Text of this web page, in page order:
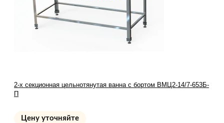
2-х секционная цельнотянутая ванна с бортом ВМЦ2-14/7-653Б-
П
Цену уточняйте